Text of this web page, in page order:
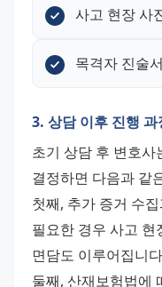
사고 현장 사
목격자 진술
3. 상담 이후 진행 과
초기 상담 후 변호
결정하면 다음과 같
첫째, 추가 증거 수
필요한 경우 사고
면담도 이루어집니
둘째, 산재보험법에